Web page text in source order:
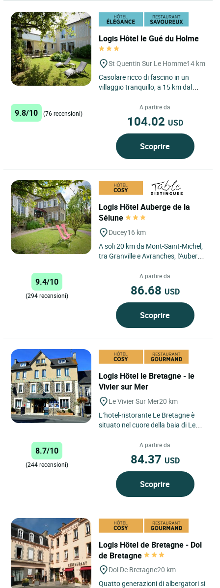
Logis Hôtel le Gué du Holme
St Quentin Sur Le Homme14 km
Casolare ricco di fascino in un
villaggio tranquillo, a 15 km dal
spaziose e cucina curata servita...
9.8/10 (76 recensioni)
A partire da
104.02 USD
Scoprire
Logis Hôtel Auberge de la
Sélune
Ducey16 km
A soli 20 km da Mont-Saint-Michel,
tra Granville e Avranches, l'Auberge
e personalizzate,...
9.4/10
(294 recensioni)
A partire da
86.68 USD
Scoprire
Logis Hôtel le Bretagne - le
Vivier sur Mer
Le Vivier Sur Mer20 km
L’hotel-ristorante Le Bretagne è
situato nel cuore della baia di Le
Vivier-sur-mer...
8.7/10
(244 recensioni)
A partire da
84.37 USD
Scoprire
Logis Hôtel de Bretagne - Dol
de Bretagne
Dol De Bretagne20 km
Quatto generazioni di albergatori si